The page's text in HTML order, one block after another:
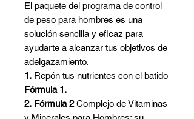
El paquete del programa de control
de peso para hombres es una
solución sencilla y eficaz para
ayudarte a alcanzar tus objetivos de
adelgazamiento.
1. Repón tus nutrientes con el batido
Fórmula 1.
2. Fórmula 2Complejo de Vitaminas